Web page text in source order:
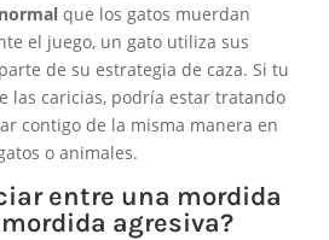
que los gatos muerdan
el juego, un gato utiliza sus
de su estrategia de caza. Si tu
las caricias, podría estar tratando
contigo de la misma manera en
o animales.
entre una mordida
agresiva?